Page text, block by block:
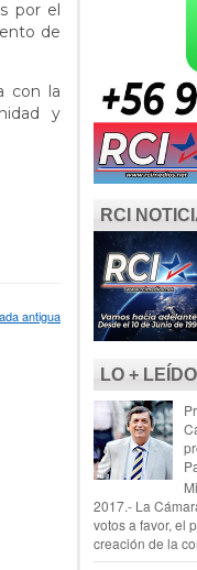
por el
de
con la
y
antigua
RCI
LO + LEÍDO
2017.- La
votos a favor, el
creación de la